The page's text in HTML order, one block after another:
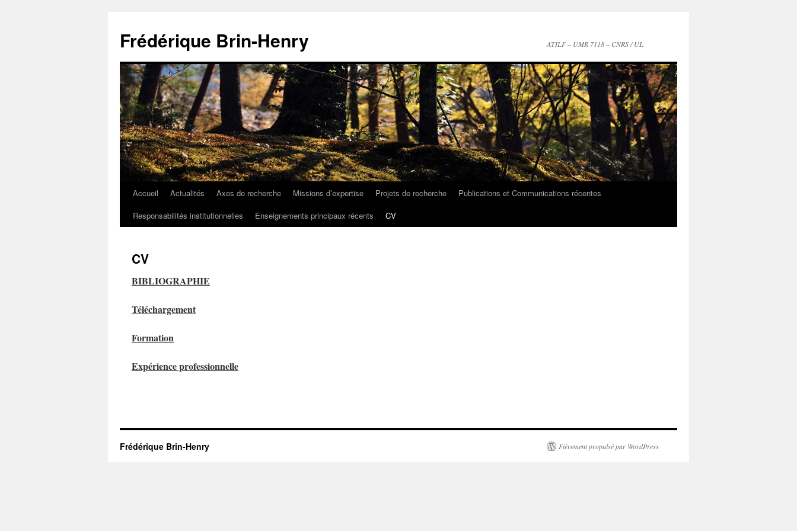
contenu
Frédérique Brin-Henry ATILF – UMR 7118 – CNRS / UL
Accueil Actualités Axes de recherche Missions d’expertise Projets de recherche
Publications et Communications récentes
Responsabilités institutionnelles
Enseignements principaux récents CV
CV
BIBLIOGRAPHIE
Téléchargement
Formation
Expérience professionnelle
Frédérique Brin-Henry Fièrement propulsé par WordPress